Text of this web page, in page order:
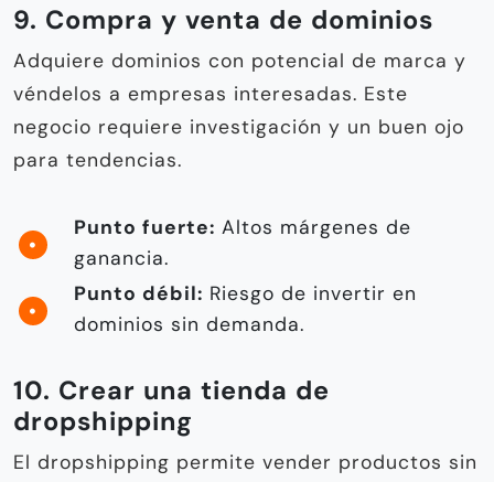
9. Compra y venta de dominios
Adquiere dominios con potencial de marca y
véndelos a empresas interesadas. Este
negocio requiere investigación y un buen ojo
para tendencias.
Punto fuerte: Altos márgenes de
ganancia.
Punto débil: Riesgo de invertir en
dominios sin demanda.
10. Crear una tienda de
dropshipping
El dropshipping permite vender productos sin